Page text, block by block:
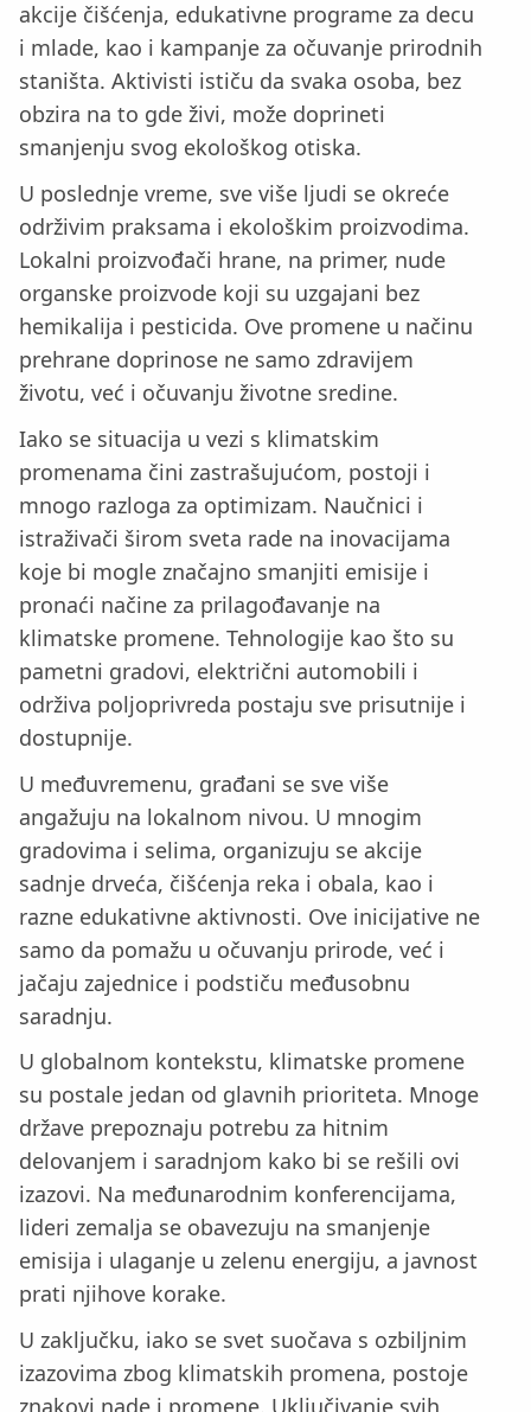
akcije čišćenja, edukativne programe za decu
i mlade, kao i kampanje za očuvanje prirodnih
staništa. Aktivisti ističu da svaka osoba, bez
obzira na to gde živi, može doprineti
smanjenju svog ekološkog otiska.
U poslednje vreme, sve više ljudi se okreće
održivim praksama i ekološkim proizvodima.
Lokalni proizvođači hrane, na primer, nude
organske proizvode koji su uzgajani bez
hemikalija i pesticida. Ove promene u načinu
prehrane doprinose ne samo zdravijem
životu, već i očuvanju životne sredine.
Iako se situacija u vezi s klimatskim
promenama čini zastrašujućom, postoji i
mnogo razloga za optimizam. Naučnici i
istraživači širom sveta rade na inovacijama
koje bi mogle značajno smanjiti emisije i
pronaći načine za prilagođavanje na
klimatske promene. Tehnologije kao što su
pametni gradovi, električni automobili i
održiva poljoprivreda postaju sve prisutnije i
dostupnije.
U međuvremenu, građani se sve više
angažuju na lokalnom nivou. U mnogim
gradovima i selima, organizuju se akcije
sadnje drveća, čišćenja reka i obala, kao i
razne edukativne aktivnosti. Ove inicijative ne
samo da pomažu u očuvanju prirode, već i
jačaju zajednice i podstiču međusobnu
saradnju.
U globalnom kontekstu, klimatske promene
su postale jedan od glavnih prioriteta. Mnoge
države prepoznaju potrebu za hitnim
delovanjem i saradnjom kako bi se rešili ovi
izazovi. Na međunarodnim konferencijama,
lideri zemalja se obavezuju na smanjenje
emisija i ulaganje u zelenu energiju, a javnost
prati njihove korake.
U zaključku, iako se svet suočava s ozbiljnim
izazovima zbog klimatskih promena, postoje
znakovi nade i promene. Uključivanje svih